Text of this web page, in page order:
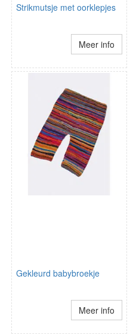
Strikmutsje met oorklepjes
Meer info
Gekleurd babybroekje
Meer info